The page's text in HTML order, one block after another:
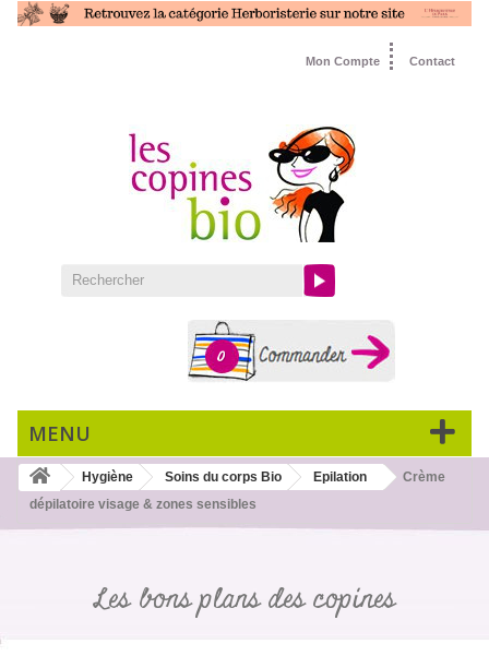
Contact
Mon Compte
0
MENU
Hygiène Soins du corps Bio Epilation
Crème
dépilatoire visage & zones sensibles
Les bons plans des copines